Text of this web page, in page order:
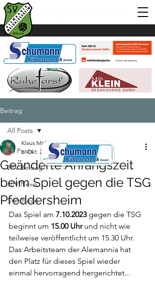
Beitrag
All Posts
JFV Beitrag
JFV News
SVA News
All Posts
Geänderte Anfangszeit
beim Spiel gegen die TSG
Pfeddersheim
Klaus Mohr
6. Okt. 2023 1 Min. Lesezeit
Das Spiel am 7.10.2023 gegen die TSG
beginnt um 15.00 Uhr und nicht wie
teilweise veröffentlicht um 15.30 Uhr.
Das Arbeitsteam der Alemannia hat
den Platz für dieses Spiel wieder
einmal hervorragend hergerichtet...